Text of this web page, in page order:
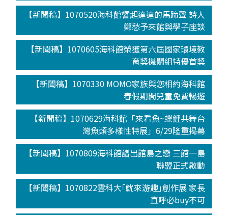
【新聞稿】1070520海科館響起達達的馬蹄聲 詩人
鄭愁予來館與學子座談
【新聞稿】1070605海科館榮獲第六屆國家環境教
育獎機關組特優首獎
【新聞稿】1070330 MOMO家族與您相約海科館
春假期間兒童免費暢遊
【新聞稿】1070629海科館「來看魚~蝶鯉共舞台
灣魚類多樣性特展」6/29隆重揭幕
【新聞稿】1070809海科館譜出館島之戀 三館一島
聯盟正式啟動
【新聞稿】1070822雲科大｢魷來游趣｣創作展 家長
直呼必buy不可